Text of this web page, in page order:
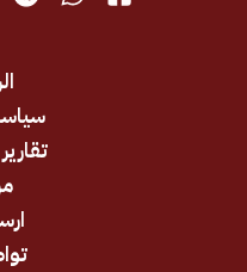
سياسة واقتصاد
تقارير وتحقيقات
ارسل خبرك
تواصل معنا